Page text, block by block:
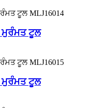
ਟੂਲ
ਟੂਲ